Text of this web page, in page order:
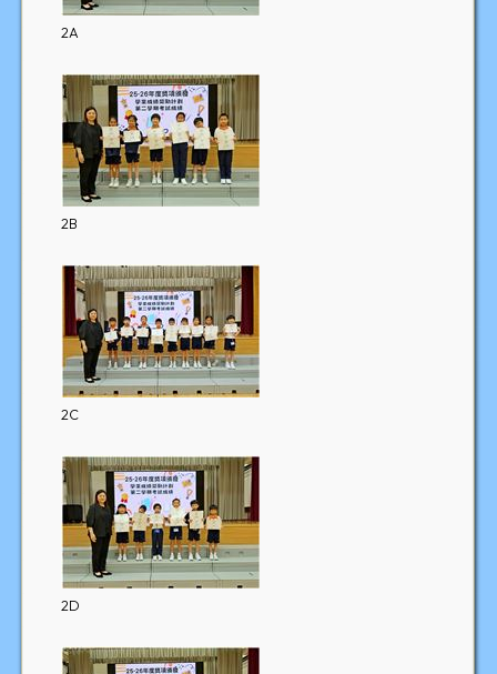
2A
2B
2C
2D